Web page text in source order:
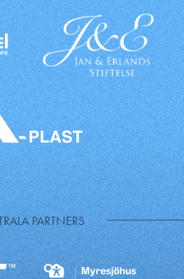
PARTNERS